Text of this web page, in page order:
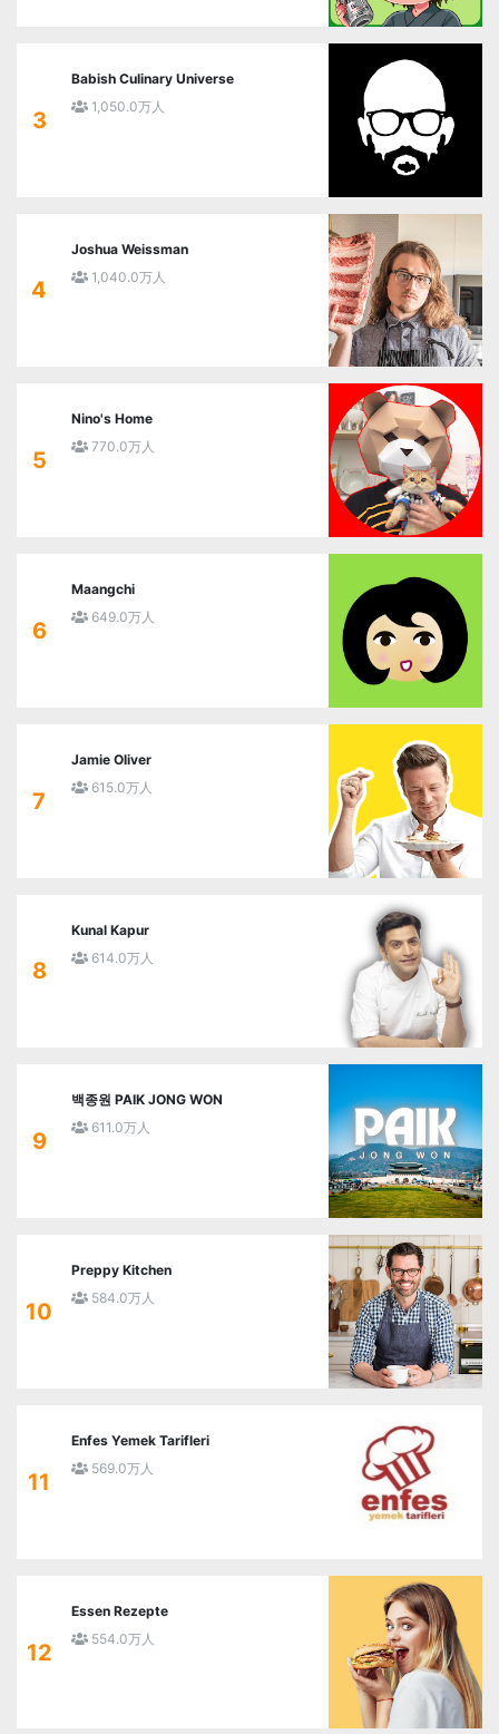
3
Babish Culinary Universe
1,050.0万人
4
Joshua Weissman
1,040.0万人
5
Nino's Home
770.0万人
6
Maangchi
649.0万人
7
Jamie Oliver
615.0万人
8
Kunal Kapur
614.0万人
9
백종원 PAIK JONG WON
611.0万人
10
Preppy Kitchen
584.0万人
11
Enfes Yemek Tarifleri
569.0万人
12
Essen Rezepte
554.0万人